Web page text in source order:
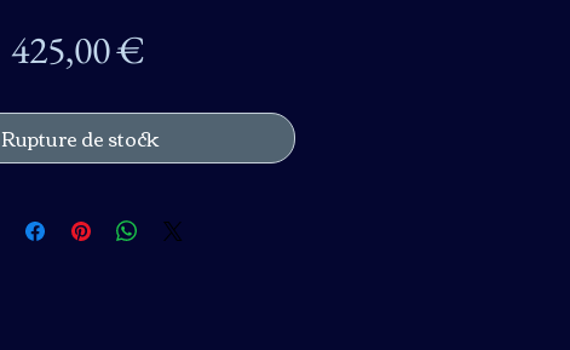
425,00 €Prix
Rupture de stock